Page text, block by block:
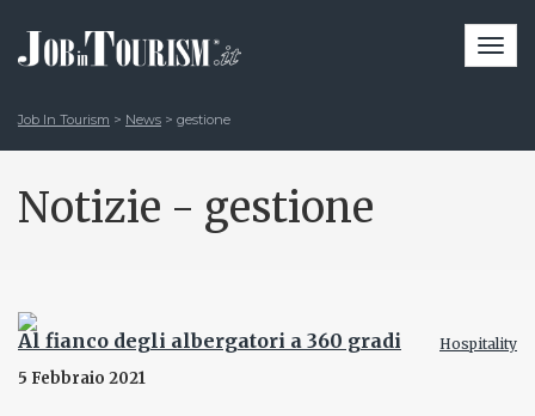
Job In Tourism > News > gestione
Notizie - gestione
Al fianco degli albergatori a 360 gradi Hospitality
5 Febbraio 2021